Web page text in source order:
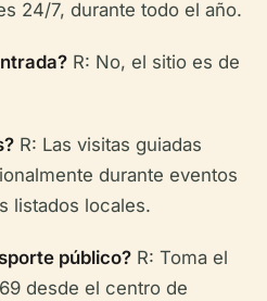
24/7, durante todo el año.
R: No, el sitio es de
R: Las visitas guiadas
durante eventos
listados locales.
público? R: Toma el
desde el centro de